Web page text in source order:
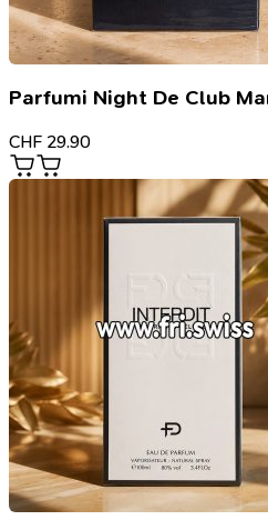
Parfumi Night De Club
CHF 29.90